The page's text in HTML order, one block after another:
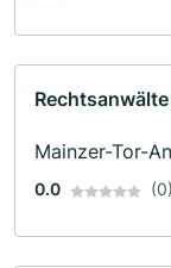
Mainzer-Tor-
0.0 (0)